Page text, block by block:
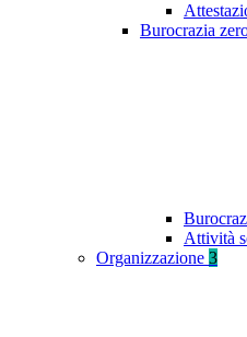
Burocrazia
Attività
Organizzazione 3